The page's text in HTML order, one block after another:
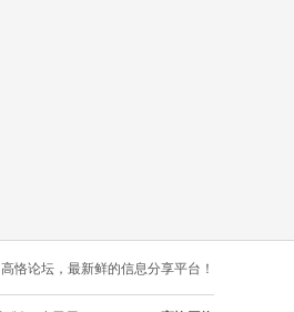
高恪论坛，最新鲜的信息分享平台！